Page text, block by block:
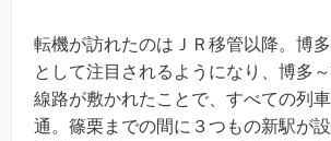
転機が訪れたのはＪＲ移管以降。博
として注目されるようになり、博多
線路が敷かれたことで、すべての列
通。篠栗までの間に３つもの新駅が